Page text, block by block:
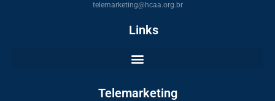
telemarketing@hcaa.org.br
Links
Telemarketing